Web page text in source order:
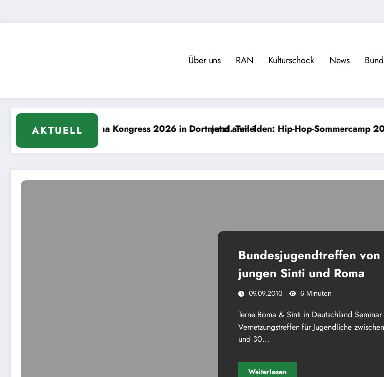
Über uns RAN Kulturschock News
AKTUELL
Kongress 2026 in Dortmund. Teil 1Jetzt anmelden: Hip-Hop-Sommercamp 2026!
Bundesjugendtreffen von
jungen Sinti und Roma
09.09.2010 6 Minuten
Terne Roma & Sinti in Deutschland Seminar
Vernetzungstreffen für Jugendliche
und 30…
Weiterlesen